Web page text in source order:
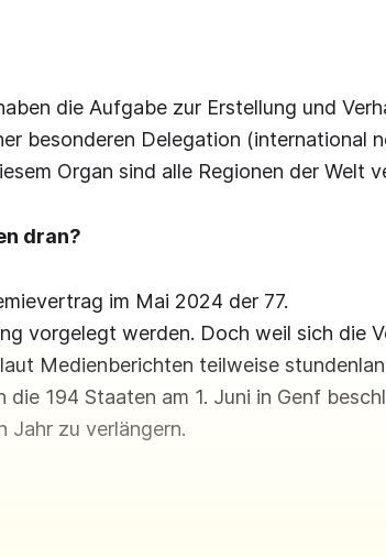
die Aufgabe zur Erstellung und
besonderen Delegation (international
Organ sind alle Regionen der Welt
dran?
im Mai 2024 der 77.
vorgelegt werden. Doch weil sich die
Medienberichten teilweise
194 Staaten am 1. Juni in Genf
Jahr zu verlängern.